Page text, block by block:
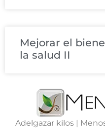
Mejorar el
la salud II
Adelgazar kilos |